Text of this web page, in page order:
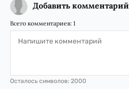
Добавить комментарий
Всего комментариев: 1
Осталось символов: 2000